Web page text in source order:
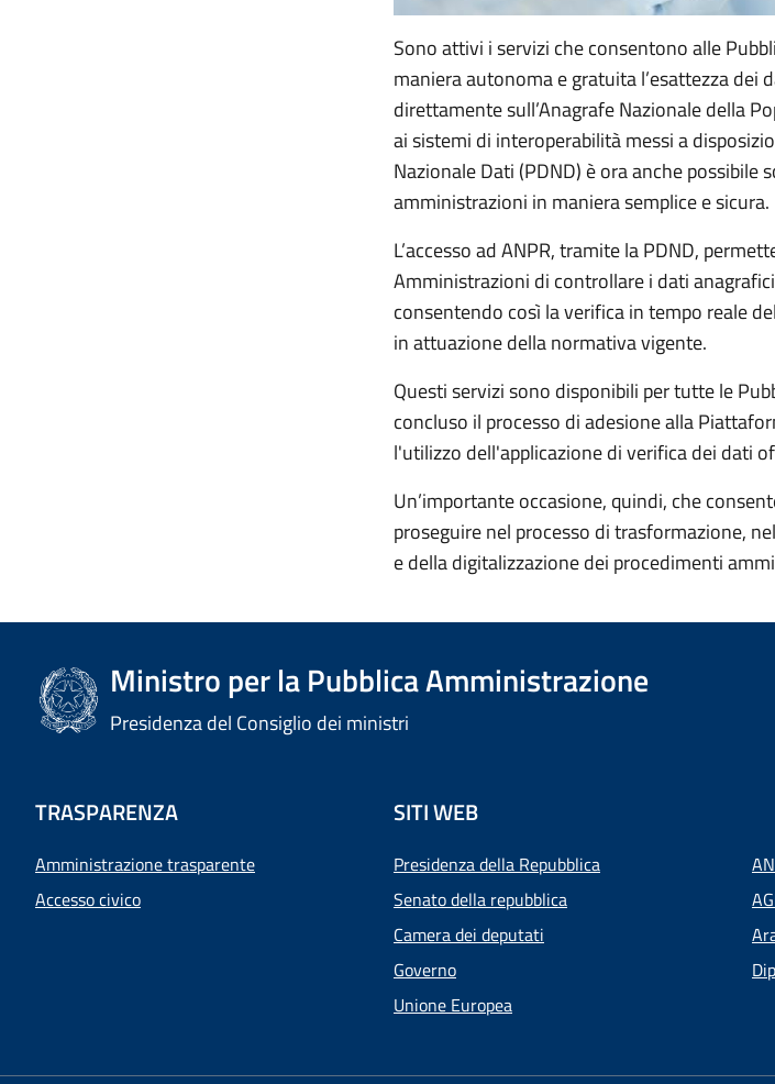
Sono attivi i servizi che consentono alle
maniera autonoma e gratuita l’esattezza dei
direttamente sull’Anagrafe Nazionale della
ai sistemi di interoperabilità messi a
Nazionale Dati (PDND) è ora anche possibile
amministrazioni in maniera semplice e sicura.
L’accesso ad ANPR, tramite la PDND,
Amministrazioni di controllare i dati
consentendo così la verifica in tempo reale
in attuazione della normativa vigente.
Questi servizi sono disponibili per tutte le
concluso il processo di adesione alla
l'utilizzo dell'applicazione di verifica dei dati
Un’importante occasione, quindi, che
proseguire nel processo di trasformazione,
e della digitalizzazione dei procedimenti
Ministro per la Pubblica Amministrazione
Presidenza del Consiglio dei ministri
TRASPARENZA
Amministrazione trasparente
Accesso civico
SITI WEB
Presidenza della Repubblica
Senato della repubblica
Camera dei deputati
Governo
Unione Europea